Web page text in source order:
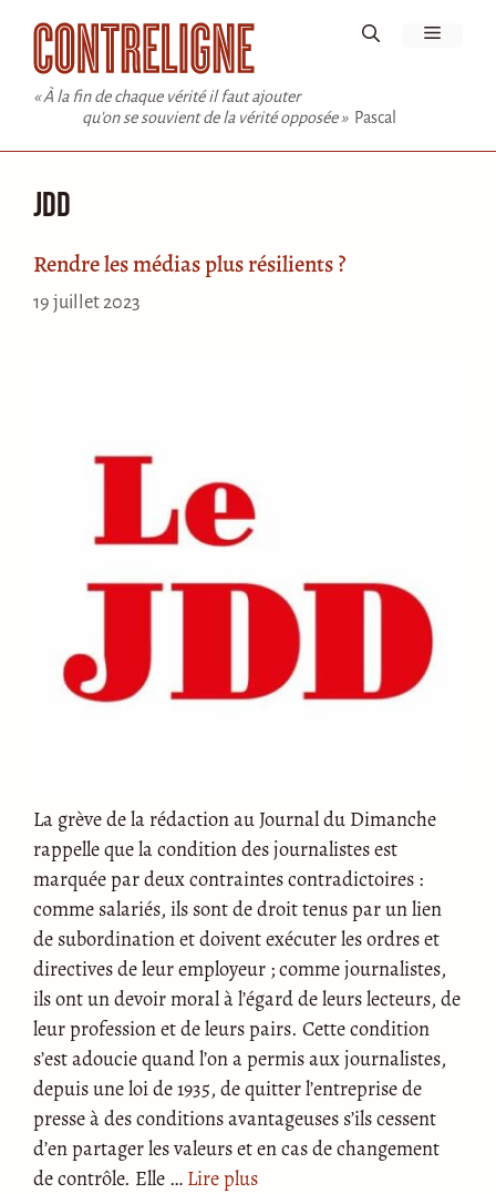
contenu
« À la fin de chaque vérité il faut ajouter
qu'on se souvient de la vérité opposée » Pascal
Menu
JDD
Rendre les médias plus résilients ?
19 juillet 2023
La grève de la rédaction au Journal du Dimanche
rappelle que la condition des journalistes est
marquée par deux contraintes contradictoires :
comme salariés, ils sont de droit tenus par un lien
de subordination et doivent exécuter les ordres et
directives de leur employeur ; comme journalistes,
ils ont un devoir moral à l’égard de leurs lecteurs, de
leur profession et de leurs pairs. Cette condition
s’est adoucie quand l’on a permis aux journalistes,
depuis une loi de 1935, de quitter l’entreprise de
presse à des conditions avantageuses s’ils cessent
d’en partager les valeurs et en cas de changement
de contrôle. Elle … Lire plus